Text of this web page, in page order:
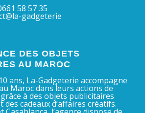
58 57 35
gadgeterie
DES OBJETS
AU MAROC
ans, La-Gadgeterie accompagne
Maroc dans leurs actions de
à des objets publicitaires
cadeaux d’affaires créatifs.